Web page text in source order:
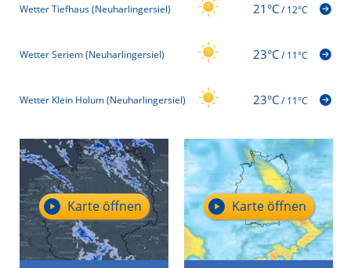
Wetter Tiefhaus (Neuharlingersiel) 21°C/12°C
Wetter Seriem (Neuharlingersiel) 23°C/11°C
Wetter Klein Holum (Neuharlingersiel) 23°C/11°C
Karte öffnen Karte öffnen